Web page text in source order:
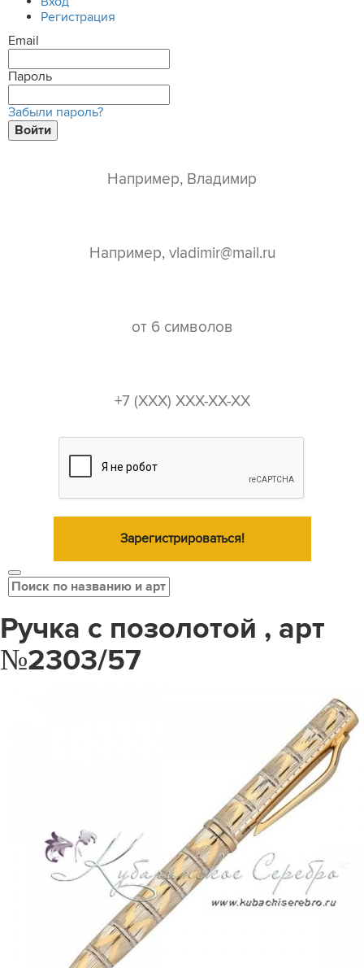
Регистрация
Email
Пароль
Забыли пароль?
Войти
Зарегистрироваться!
Ручка с позолотой , арт
№2303/57